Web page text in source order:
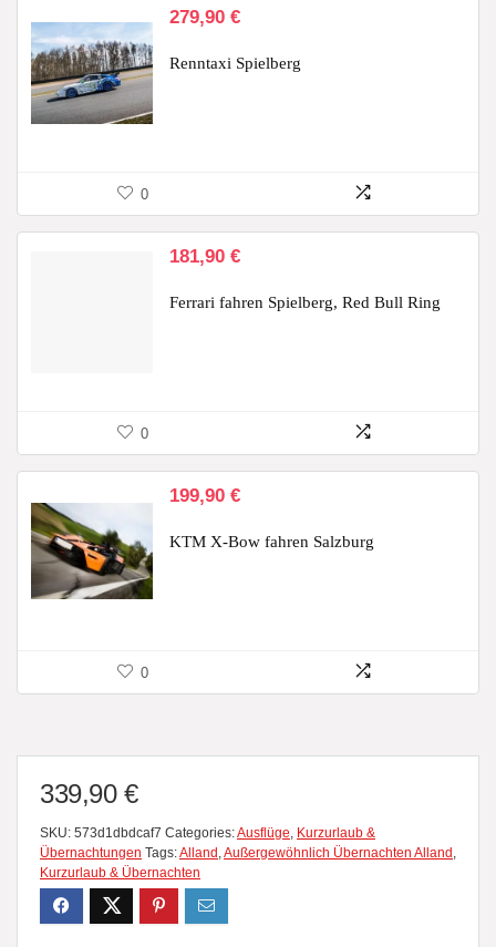
279,90 €
Renntaxi Spielberg
0
181,90 €
Ferrari fahren Spielberg, Red Bull Ring
0
199,90 €
KTM X-Bow fahren Salzburg
0
339,90 €
SKU: 573d1dbdcaf7 Categories:Ausflüge Kurzurlaub &
Übernachtungen Tags:Alland Außergewöhnlich Übernachten Alland
Kurzurlaub & Übernachten